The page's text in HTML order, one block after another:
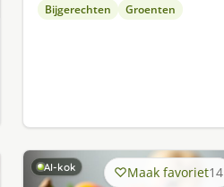
Bijgerechten Groenten
AI-kok Maak favoriet14